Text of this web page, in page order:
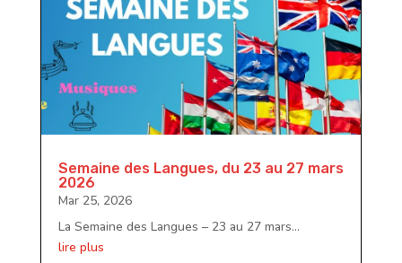
Semaine des Langues, du 23 au 27 mars
2026
Mar 25, 2026
La Semaine des Langues – 23 au 27 mars...
lire plus